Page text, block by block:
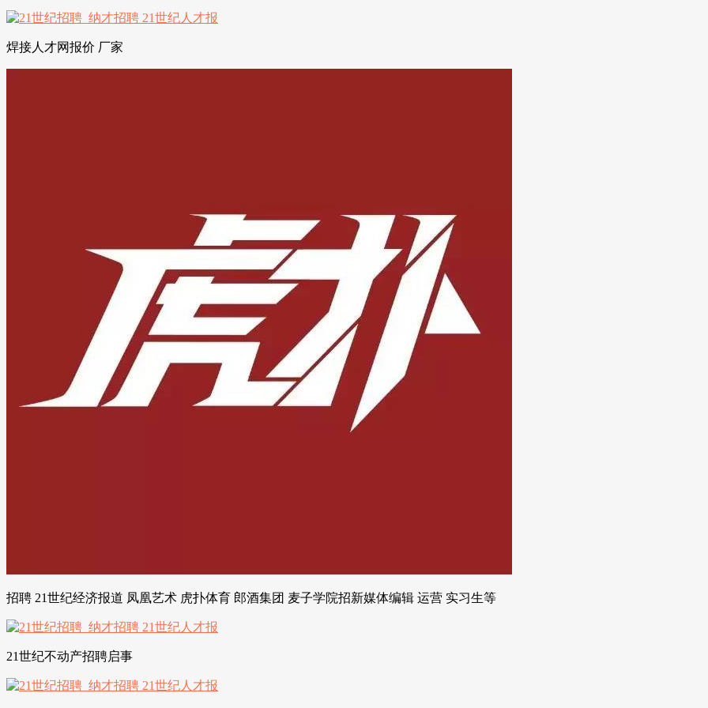
焊接人才网报价 厂家
招聘 21世纪经济报道 凤凰艺术 虎扑体育 郎酒集团 麦子学院招新媒体编辑 运营 实习生等
21世纪不动产招聘启事